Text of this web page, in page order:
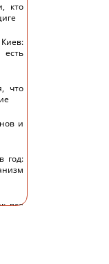
кто
что
и
год:
все